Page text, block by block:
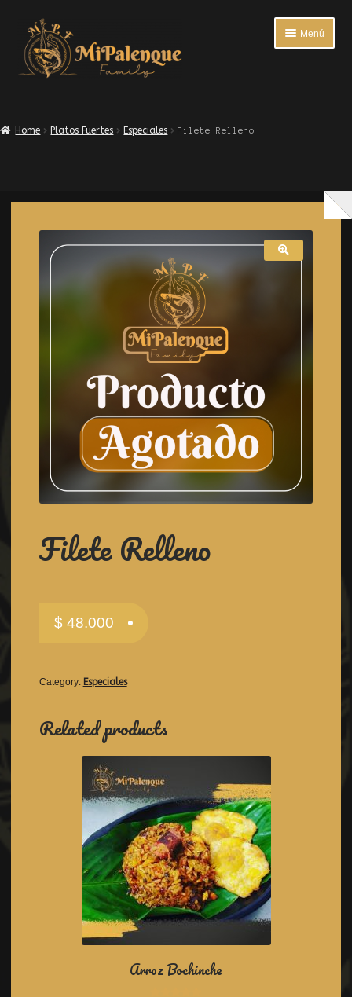
Menú
ACOMPAÑANTES
ENCUESTA DE SATISFACCIÓN
Home Platos Fuertes Especiales Filete Relleno
Filete Relleno
$ 48.000
Category: Especiales
Related products
Arroz Bochinche